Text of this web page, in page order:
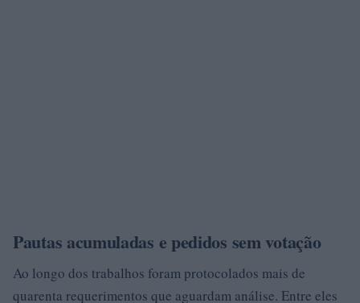
Pautas acumuladas e pedidos sem votação
Ao longo dos trabalhos foram protocolados mais de
quarenta requerimentos que aguardam análise. Entre eles